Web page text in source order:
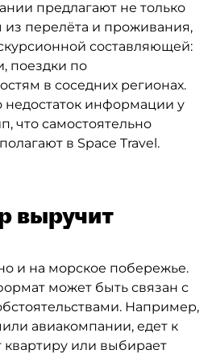
предлагают не только
из перелёта и проживания,
составляющей:
поездки по
в соседних регионах.
недостаток информации у
что самостоятельно
в Space Travel.
выручит
и на морское побережье.
может быть связан с
Например,
авиакомпании, едет к
или выбирает